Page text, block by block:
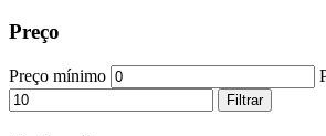
Preço
Preço mínimo
Filtrar